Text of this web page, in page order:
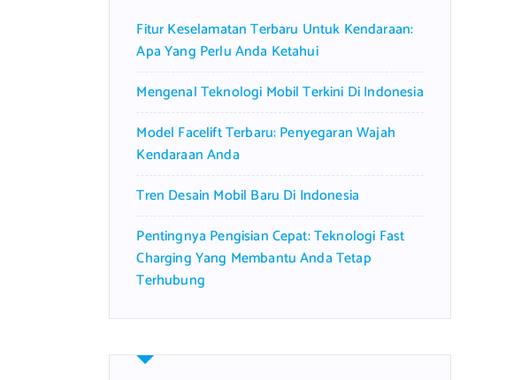
:Fitur Keselamatan Terbaru Untuk Kendaraan:
Apa Yang Perlu Anda Ketahui
Mengenal Teknologi Mobil Terkini Di Indonesia
Model Facelift Terbaru: Penyegaran Wajah
Kendaraan Anda
Tren Desain Mobil Baru Di Indonesia
Pentingnya Pengisian Cepat: Teknologi Fast
Charging Yang Membantu Anda Tetap
Terhubung